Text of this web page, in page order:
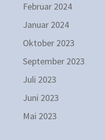
Februar 2024
Januar 2024
Oktober 2023
September 2023
Juli 2023
Juni 2023
Mai 2023